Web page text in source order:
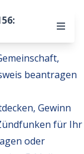
beantragen
Gewinn
für Ihr
oder